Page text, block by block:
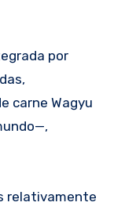
por
carne Wagyu
relativamente